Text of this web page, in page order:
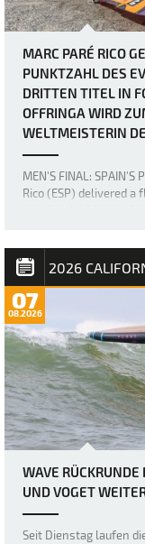
MARC PARÉ RICO
PUNKTZAHL DES
DRITTEN TITEL IN
OFFRINGA WIRD
WELTMEISTERIN
MEN'S FINAL: SPAIN'S
Rico (ESP) delivered
perfect 10's - to win
2026
07
08.2026
WAVE
UND VOGET
Seit Dienstag laufen